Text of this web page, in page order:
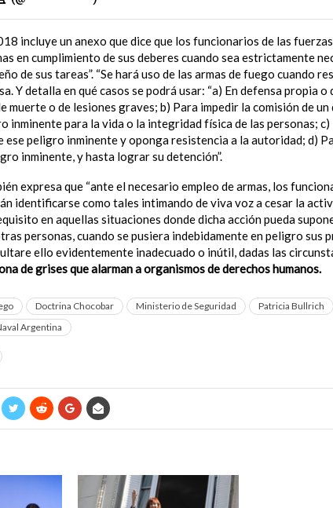
incluye un anexo que dice que los funcionarios de las
en cumplimiento de sus deberes cuando sea estrictamente
de sus tareas”. “Se hará uso de las armas de fuego cuando
Y detalla en qué casos se podrá usar: “a) En defensa propia
muerte o de lesiones graves; b) Para impedir la comisión de
inminente para la vida o la integridad física de las personas;
ese peligro inminente y oponga resistencia a la autoridad; d)
inminente, y hasta lograr su detención”.
expresa que “ante el necesario empleo de armas, los
identificarse como tales intimando de viva voz a cesar la
en aquellas situaciones donde dicha acción pueda
personas, cuando se pusiera indebidamente en peligro sus
ello evidentemente inadecuado o inútil, dadas las
de grises que alarman a organismos de derechos humanos.
Doctrina Chocobar Ministerio de Seguridad Patricia Bullrich
Argentina